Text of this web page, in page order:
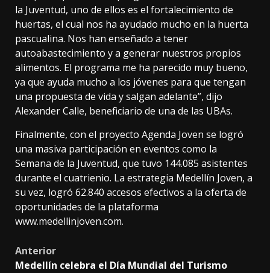
la Juventud, uno de ellos es el fortalecimiento de
huertas, el cual nos ha ayudado mucho en la huerta
pascualina. Nos han enseñado a tener
autoabastecimiento y a generar nuestros propios
alimentos. El programa me ha parecido muy bueno,
ya que ayuda mucho a los jóvenes para que tengan
una propuesta de vida y salgan adelante”, dijo
Alexander Calle, beneficiario de una de las UBAs.
Finalmente, con el proyecto Agenda Joven se logró
una masiva participación en eventos como la
Semana de la Juventud, que tuvo 144.085 asistentes
durante el cuatrienio. La estrategia Medellín Joven, a
su vez, logró 62.840 accesos efectivos a la oferta de
oportunidades de la plataforma
www.medellinjoven.com.
Post
Anterior
Medellín celebra el Día Mundial del Turismo